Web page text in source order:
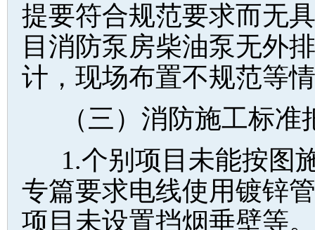
提要符合规范要求而无
目消防泵房柴油泵无外
计，现场布置不规范等
（三）消防施工标
1.个别项目未能按图
专篇要求电线使用镀锌
项目未设置挡烟垂壁等。